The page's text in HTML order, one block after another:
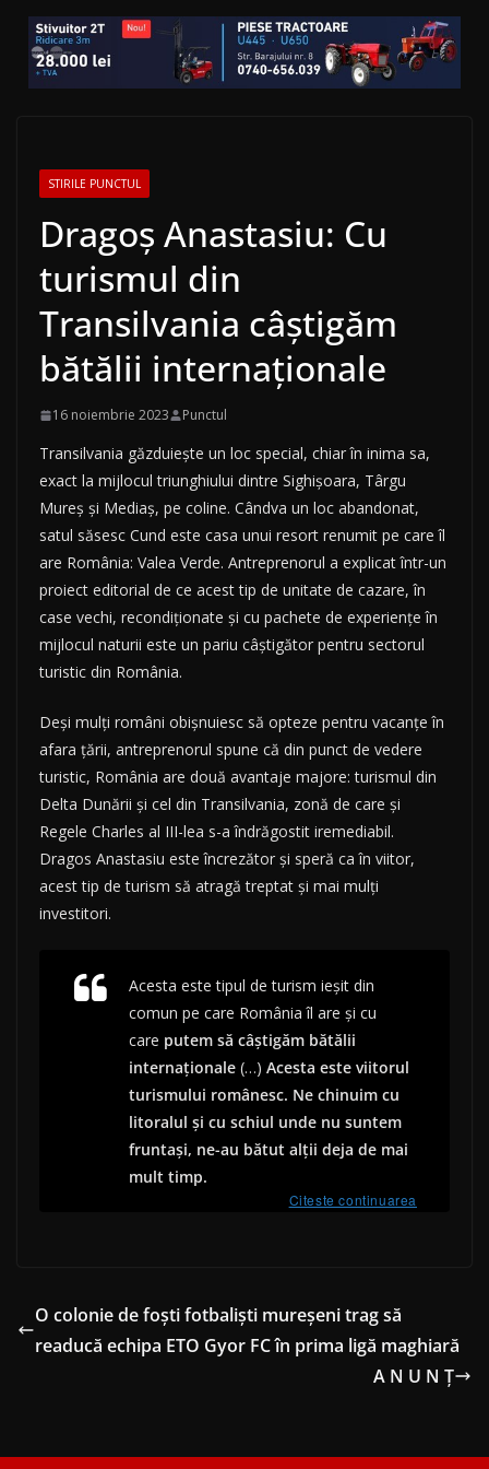
STIRILE PUNCTUL
Dragoș Anastasiu: Cu
turismul din
Transilvania câștigăm
bătălii internaționale
16 noiembrie 2023 Punctul
Transilvania găzduiește un loc special, chiar în inima sa,
exact la mijlocul triunghiului dintre Sighișoara, Târgu
Mureș și Mediaș, pe coline. Cândva un loc abandonat,
satul săsesc Cund este casa unui resort renumit pe care îl
are România: Valea Verde. Antreprenorul a explicat într-un
proiect editorial de ce acest tip de unitate de cazare, în
case vechi, recondiționate și cu pachete de experiențe în
mijlocul naturii este un pariu câștigător pentru sectorul
turistic din România.
Deși mulți români obișnuiesc să opteze pentru vacanțe în
afara țării, antreprenorul spune că din punct de vedere
turistic, România are două avantaje majore: turismul din
Delta Dunării și cel din Transilvania, zonă de care și
Regele Charles al III-lea s-a îndrăgostit iremediabil.
Dragos Anastasiu este încrezător și speră ca în viitor,
acest tip de turism să atragă treptat și mai mulți
investitori.
Acesta este tipul de turism ieșit din
comun pe care România îl are și cu
care putem să câștigăm bătălii
internaționale (…) Acesta este viitorul
turismului românesc. Ne chinuim cu
litoralul și cu schiul unde nu suntem
fruntași, ne-au bătut alții deja de mai
mult timp.
Citeste continuarea
O colonie de foşti fotbalişti mureşeni trag să
readucă echipa ETO Gyor FC în prima ligă maghiară
A N U N Ț